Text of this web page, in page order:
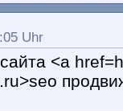
Uhr
<a